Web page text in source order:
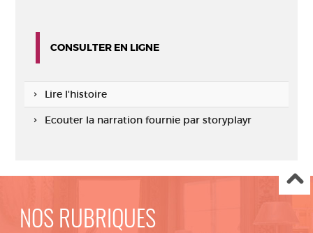
CONSULTER EN LIGNE
Lire l'histoire
Ecouter la narration fournie par storyplayr
NOS RUBRIQUES